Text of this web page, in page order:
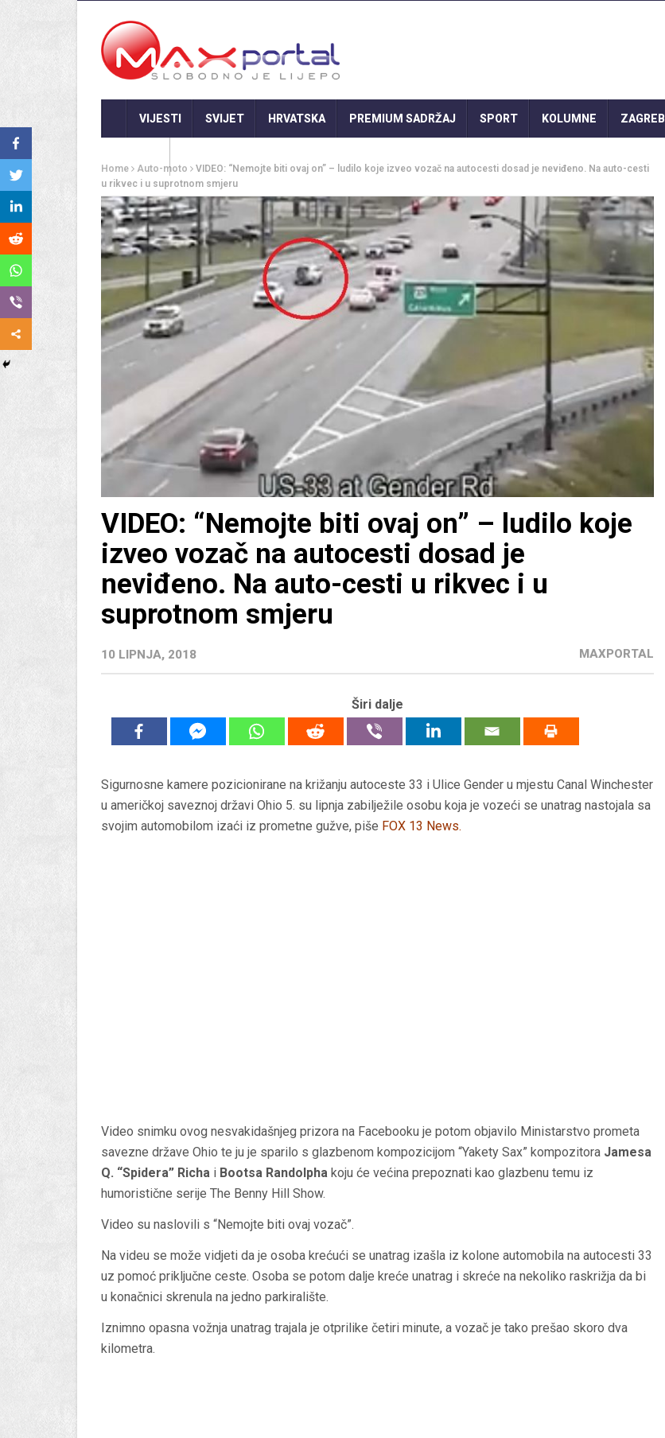
VIJESTI SVIJET HRVATSKA PREMIUM SADRŽAJ SPORT KOLUMNE ZAGREB
Home Auto-moto
VIDEO: “Nemojte biti ovaj on” – ludilo koje izveo vozač na autocesti dosad je neviđeno. Na auto-cesti
u rikvec i u suprotnom smjeru
VIDEO: “Nemojte biti ovaj on” – ludilo koje
izveo vozač na autocesti dosad je
neviđeno. Na auto-cesti u rikvec i u
suprotnom smjeru
10 LIPNJA, 2018 MAXPORTAL
Širi dalje
Sigurnosne kamere pozicionirane na križanju autoceste 33 i Ulice Gender u mjestu Canal Winchester
u američkoj saveznoj državi Ohio 5. su lipnja zabilježile osobu koja je vozeći se unatrag nastojala sa
svojim automobilom izaći iz prometne gužve, piše FOX 13 News.
Video snimku ovog nesvakidašnjeg prizora na Facebooku je potom objavilo Ministarstvo prometa
savezne države Ohio te ju je sparilo s glazbenom kompozicijom “Yakety Sax” kompozitora Jamesa
Q. “Spidera” Richa i Bootsa Randolpha koju će većina prepoznati kao glazbenu temu iz
humoristične serije The Benny Hill Show.
Video su naslovili s “Nemojte biti ovaj vozač”.
Na videu se može vidjeti da je osoba krećući se unatrag izašla iz kolone automobila na autocesti 33
uz pomoć priključne ceste. Osoba se potom dalje kreće unatrag i skreće na nekoliko raskrižja da bi
u konačnici skrenula na jedno parkiralište.
Iznimno opasna vožnja unatrag trajala je otprilike četiri minute, a vozač je tako prešao skoro dva
kilometra.